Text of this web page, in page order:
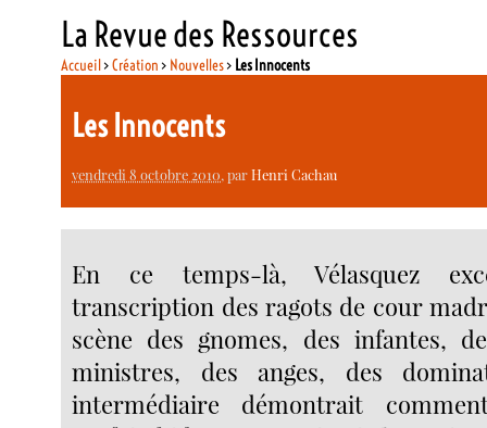
La Revue des Ressources
Accueil>Création > Nouvelles> Les Innocents
Les Innocents
vendredi 8 octobre 2010, parHenri Cachau
En ce temps-là, Vélasquez
transcription des ragots de cour
scène des gnomes, des infantes,
ministres, des anges, des
intermédiaire démontrait